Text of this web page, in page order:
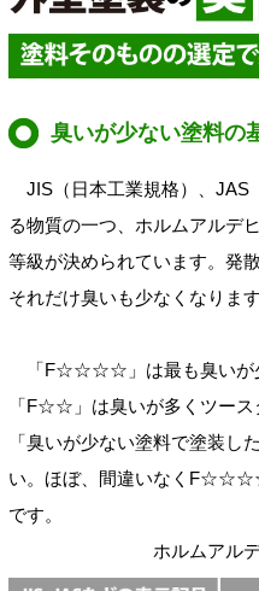
臭いが少ない塗料
JIS（日本工業規格）、JAS
る物質の一つ、ホルムアルデ
等級が決められています。
それだけ臭いも少なくなります
「F☆☆☆☆」は最も臭いが少
「F☆☆」は臭いが多くツー
「臭いが少ない塗料で塗装し
い。ほぼ、間違いなく
です。
ホルムアル